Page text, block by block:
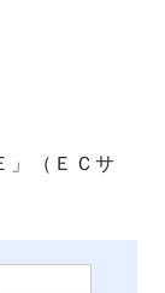
（ＥＣサ